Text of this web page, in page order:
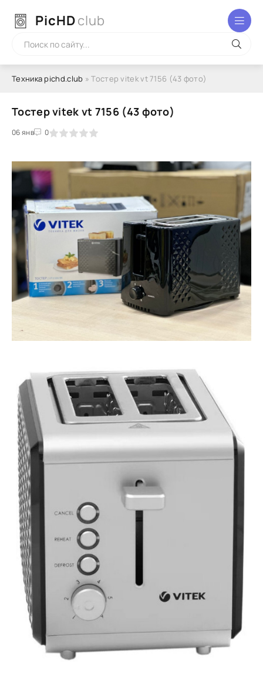
PicHDclub
Техника pichd.club » Тостер vitek vt 7156 (43 фото)
Тостер vitek vt 7156 (43 фото)
06 янв 0
3 4 5